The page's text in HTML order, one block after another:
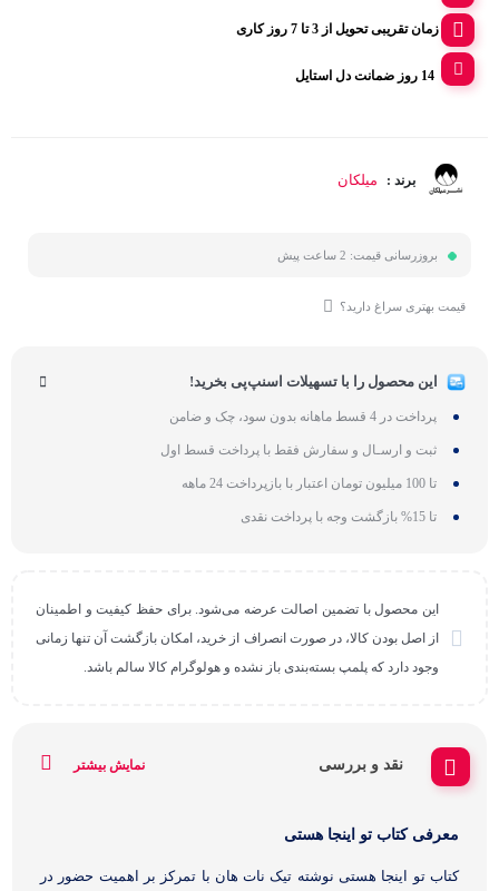
زمان تقریبی تحویل از 3 تا 7 روز کاری
14 روز ضمانت دل استایل
برند : میلکان
بروزرسانی قیمت: 2 ساعت پیش
قیمت بهتری سراغ دارید؟
این محصول را با تسهیلات اسنپ‌پی بخرید!
پرداخت در 4 قسط ماهانه بدون سود، چک و ضامن
ثبت و ارسـال و سفارش فقط با پرداخت قسط اول
تا 100 میلیون تومان اعتبار با بازپرداخت 24 ماهه
تا 15% بازگشت وجه با پرداخت نقدی
این محصول با تضمین اصالت عرضه می‌شود. برای حفظ کیفیت و اطمینان
از اصل بودن کالا، در صورت انصراف از خرید، امکان بازگشت آن تنها زمانی
وجود دارد که پلمپ بسته‌بندی باز نشده و هولوگرام کالا سالم باشد.
نقد و بررسی نمایش بیشتر
معرفی کتاب تو اینجا هستی
کتاب تو اینجا هستی نوشته تیک نات هان با تمرکز بر اهمیت حضور در